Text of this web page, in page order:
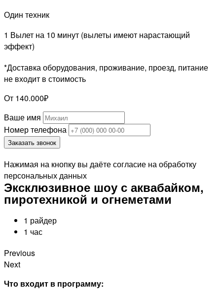
Один техник
1 Вылет на 10 минут (вылеты имеют нарастающий
эффект)
*Доставка оборудования, проживание, проезд, питание
не входит в стоимость
От 140.000₽
Ваше имя
Номер телефона
Заказать звонок
Нажимая на кнопку вы даёте согласие на обработку
персональных данных
Эксклюзивное шоу с аквабайком,
пиротехникой и огнеметами
1 райдер
1 час
Previous
Next
Что входит в программу: